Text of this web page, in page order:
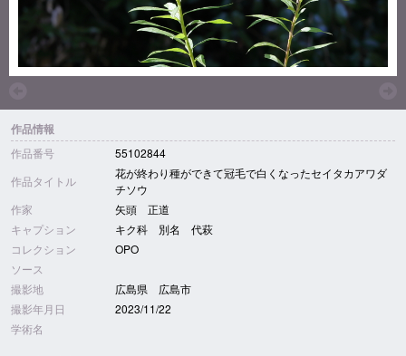
作品情報
作品番号
55102844
作品タイトル
花が終わり種ができて冠毛で白くなったセイタカアワダ
チソウ
作家
矢頭 正道
キャプション
キク科 別名 代萩
コレクション
OPO
ソース
撮影地
広島県 広島市
撮影年月日
2023/11/22
学術名